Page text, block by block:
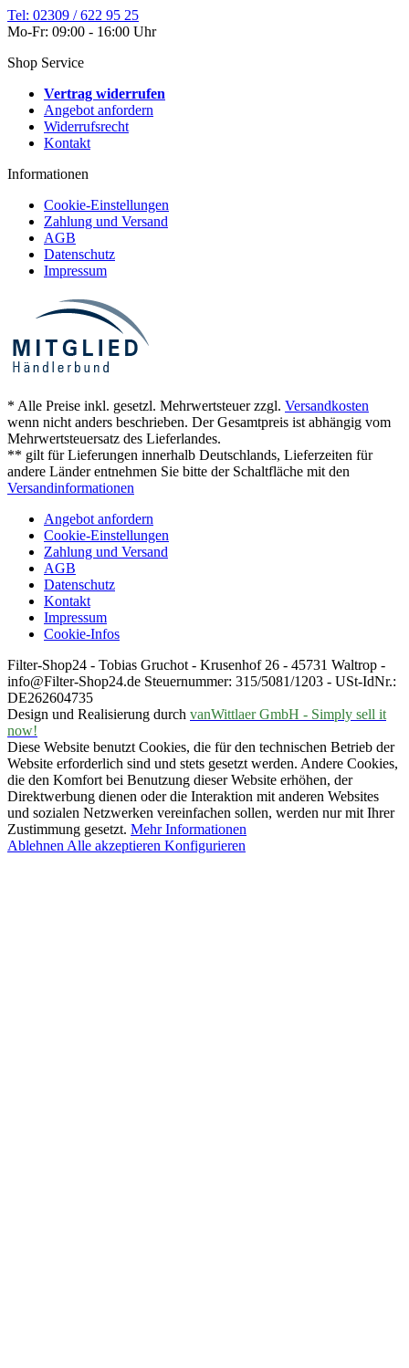
Tel: 02309 / 622 95 25
Mo-Fr: 09:00 - 16:00 Uhr
Shop Service
Vertrag widerrufen
Angebot anfordern
Widerrufsrecht
Kontakt
Informationen
Cookie-Einstellungen
Zahlung und Versand
AGB
Datenschutz
Impressum
* Alle Preise inkl. gesetzl. Mehrwertsteuer zzgl. Versandkosten
wenn nicht anders beschrieben. Der Gesamtpreis ist abhängig vom
Mehrwertsteuersatz des Lieferlandes.
** gilt für Lieferungen innerhalb Deutschlands, Lieferzeiten für
andere Länder entnehmen Sie bitte der Schaltfläche mit den
Versandinformationen
Angebot anfordern
Cookie-Einstellungen
Zahlung und Versand
AGB
Datenschutz
Kontakt
Impressum
Cookie-Infos
Filter-Shop24 - Tobias Gruchot - Krusenhof 26 - 45731 Waltrop -
info@Filter-Shop24.de Steuernummer: 315/5081/1203 - USt-IdNr.:
DE262604735
Design und Realisierung durch vanWittlaer GmbH - Simply sell it
now!
Diese Website benutzt Cookies, die für den technischen Betrieb der
Website erforderlich sind und stets gesetzt werden. Andere Cookies,
die den Komfort bei Benutzung dieser Website erhöhen, der
Direktwerbung dienen oder die Interaktion mit anderen Websites
und sozialen Netzwerken vereinfachen sollen, werden nur mit Ihrer
Zustimmung gesetzt. Mehr Informationen
Ablehnen Alle akzeptieren Konfigurieren